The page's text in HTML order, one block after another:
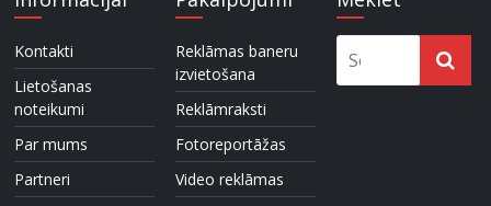
Kontakti
Lietošanas
noteikumi
Par mums
Partneri
Reklāmas baneru
izvietošana
Reklāmraksti
Fotoreportāžas
Video reklāmas